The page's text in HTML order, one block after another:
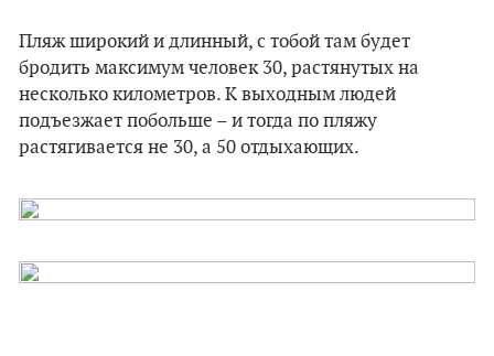
Пляж широкий и длинный, с тобой там будет
бродить максимум человек 30, растянутых на
несколько километров. К выходным людей
подъезжает побольше – и тогда по пляжу
растягивается не 30, а 50 отдыхающих.